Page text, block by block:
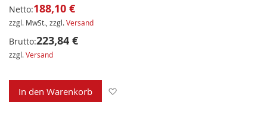
Netto:188,10 €
zzgl. MwSt., zzgl.Versand
Brutto:223,84 €
zzgl.Versand
In den Warenkorb